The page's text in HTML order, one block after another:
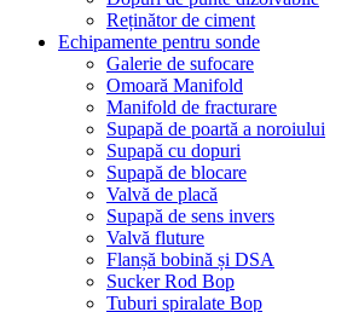
Reținător de ciment
Echipamente pentru sonde
Galerie de sufocare
Omoară Manifold
Manifold de fracturare
Supapă de poartă a noroiului
Supapă cu dopuri
Supapă de blocare
Valvă de placă
Supapă de sens invers
Valvă fluture
Flanșă bobină și DSA
Sucker Rod Bop
Tuburi spiralate Bop